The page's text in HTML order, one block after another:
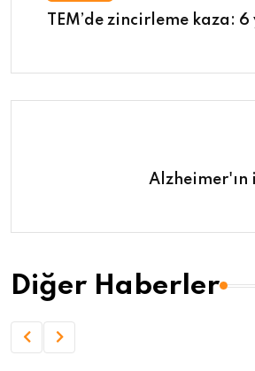
TEM’de zincirleme kaza: 6
Diğer Haberler